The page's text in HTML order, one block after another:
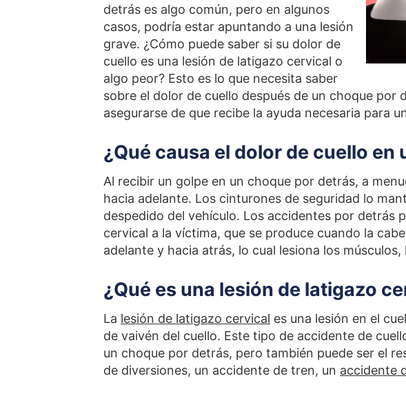
detrás es algo común, pero en algunos
casos, podría estar apuntando a una lesión
grave. ¿Cómo puede saber si su dolor de
cuello es una lesión de latigazo cervical o
algo peor? Esto es lo que necesita saber
sobre el dolor de cuello después de un choque por
asegurarse de que recibe la ayuda necesaria para
¿Qué causa el dolor de cuello
Al recibir un golpe en un choque por detrás, a
hacia adelante. Los cinturones de seguridad lo
despedido del vehículo. Los accidentes por detrás
cervical a la víctima, que se produce cuando la
adelante y hacia atrás, lo cual lesiona los
¿Qué es una lesión de latigazo
La lesión de latigazo cervical es una lesión en el
de vaivén del cuello. Este tipo de accidente de
un choque por detrás, pero también puede ser el
de diversiones, un accidente de tren, un accidente